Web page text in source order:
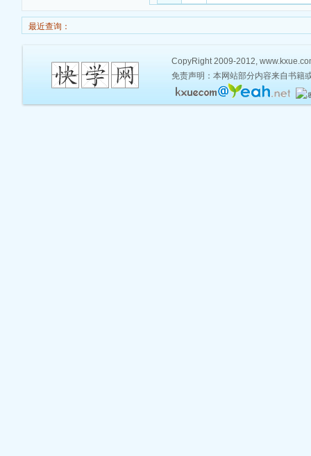
最近查询：
CopyRight 2009-2012,
免责声明：本网站部分内容来自书籍